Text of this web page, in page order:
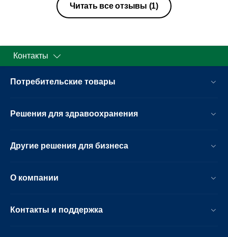
Читать все отзывы (1)
Контакты
Потребительские товары
Решения для здравоохранения
Другие решения для бизнеса
О компании
Контакты и поддержка